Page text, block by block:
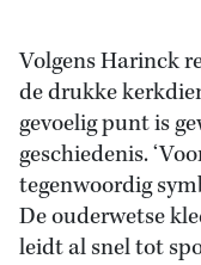
Volgens Harinck
de drukke
gevoelig punt is
geschiedenis.
tegenwoordig
De ouderwetse
leidt al snel tot